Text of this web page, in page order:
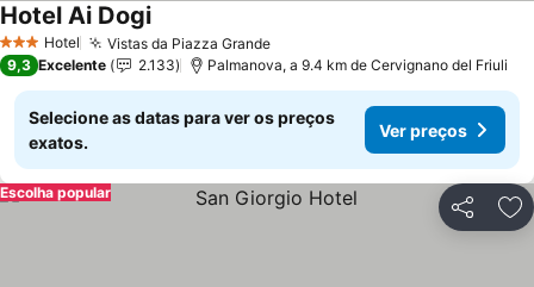
3 EstrelasHotel Vistas da Piazza GrandeVer preços
Hotel Ai DogiVer preços
9,3 Excelente 2.133 Palmanova, a 9.4 km de Cervignano del Friuli
Selecione as datas para ver os preços
exatos.
Ver preços
Partilhar
Escolha popular